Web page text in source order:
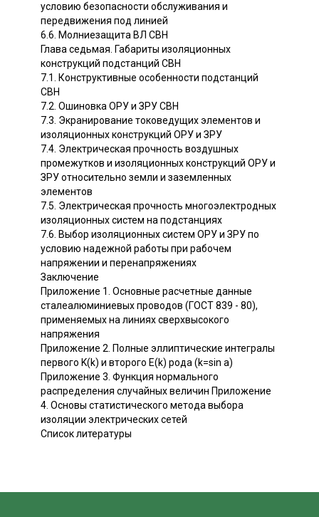
условию безопасности обслуживания и
передвижения под линией
6.6. Молниезащита ВЛ СВН
Глава седьмая. Габариты изоляционных
конструкций подстанций СВН
7.1. Конструктивные особенности подстанций
СВН
7.2. Ошиновка ОРУ и ЗРУ СВН
7.3. Экранирование токоведущих элементов и
изоляционных конструкций ОРУ и ЗРУ
7.4. Электрическая прочность воздушных
промежутков и изоляционных конструкций ОРУ и
ЗРУ относительно земли и заземленных
элементов
7.5. Электрическая прочность многоэлектродных
изоляционных систем на подстанциях
7.6. Выбор изоляционных систем ОРУ и ЗРУ по
условию надежной работы при рабочем
напряжении и перенапряжениях
Заключение
Приложение 1. Основные расчетные данные
сталеалюминиевых проводов (ГОСТ 839 - 80),
применяемых на линиях сверхвысокого
напряжения
Приложение 2. Полные эллиптические интегралы
первого K(k) и второго E(k) рода (k=sin а)
Приложение 3. Функция нормального
распределения случайных величин Приложение
4. Основы статистического метода выбора
изоляции электрических сетей
Список литературы